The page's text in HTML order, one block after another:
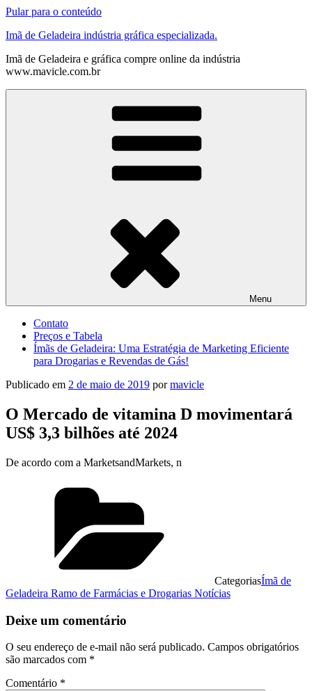
Pular para o conteúdo
Imã de Geladeira indústria gráfica especializada.
Imã de Geladeira e gráfica compre online da indústria
www.mavicle.com.br
Menu
Contato
Preços e Tabela
Ímãs de Geladeira: Uma Estratégia de Marketing Eficiente
para Drogarias e Revendas de Gás!
Publicado em 2 de maio de 2019 pormavicle
O Mercado de vitamina D movimentará
US$ 3,3 bilhões até 2024
De acordo com a MarketsandMarkets, n
CategoriasÍmã de
Geladeira Ramo de Farmácias e Drogarias Notícias
Deixe um comentário
O seu endereço de e-mail não será publicado. Campos obrigatórios
são marcados com *
Comentário *